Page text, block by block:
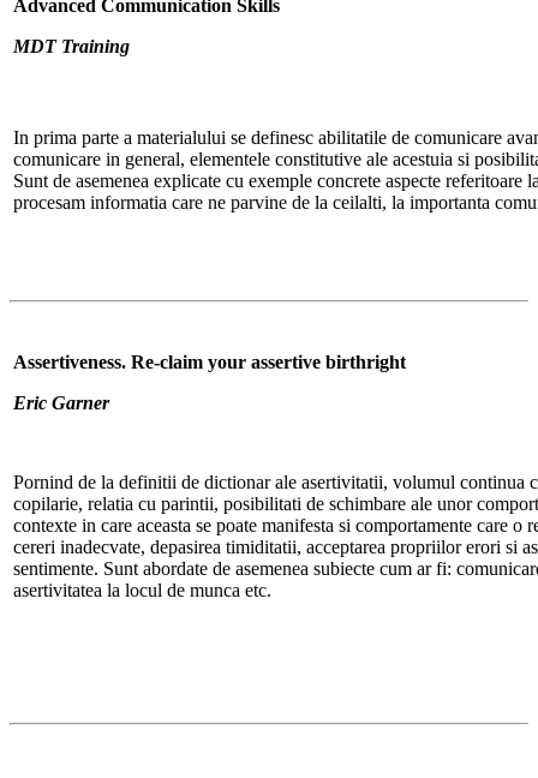
Advanced Communication Skills
MDT Training
In prima parte a materialului se definesc abilitatile de comunicare
comunicare in general, elementele constitutive ale acestuia si
Sunt de asemenea explicate cu exemple concrete aspecte
procesam informatia care ne parvine de la ceilalti, la importanta
Assertiveness. Re-claim your assertive birthright
Eric Garner
Pornind de la definitii de dictionar ale asertivitatii, volumul continua
copilarie, relatia cu parintii, posibilitati de schimbare ale unor
contexte in care aceasta se poate manifesta si comportamente care
cereri inadecvate, depasirea timiditatii, acceptarea propriilor erori si
sentimente. Sunt abordate de asemenea subiecte cum ar fi:
asertivitatea la locul de munca etc.